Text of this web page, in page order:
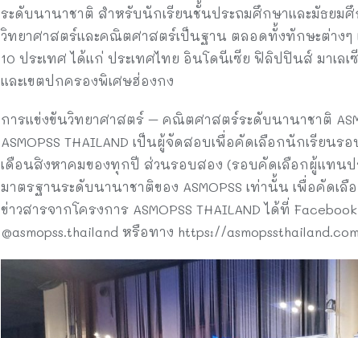
ระดับนานาชาติ สำหรับนักเรียนชั้นประถมศึกษาและมัธยม
วิทยาศาสตร์และคณิตศาสตร์เป็นฐาน ตลอดทั้งทักษะต่าง
10 ประเทศ ได้แก่ ประเทศไทย อินโดนีเซีย ฟิลิปปินส์ มาเ
และเขตปกครองพิเศษฮ่องกง
การแข่งขันวิทยาศาสตร์ – คณิตศาสตร์ระดับนานาชาติ
ASMOPSS THAILAND เป็นผู้จัดสอบเพื่อคัดเลือกนักเรีย
เดือนสิงหาคมของทุกปี ส่วนรอบสอง (รอบคัดเลือกผู้แทน
มาตรฐานระดับนานาชาติของ ASMOPSS เท่านั้น เพื่อคัด
ข่าวสารจากโครงการ ASMOPSS THAILAND ได้ที่
@asmopss.thailand หรือทาง https://asmopssthailand.com